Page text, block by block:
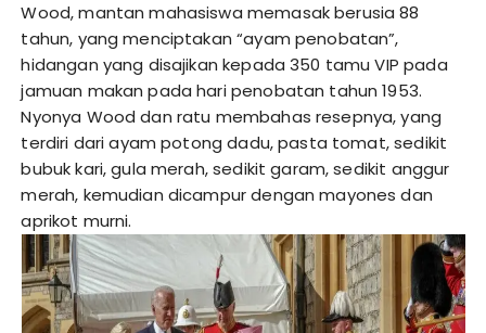
Wood, mantan mahasiswa memasak berusia 88
tahun, yang menciptakan “ayam penobatan”,
hidangan yang disajikan kepada 350 tamu VIP pada
jamuan makan pada hari penobatan tahun 1953.
Nyonya Wood dan ratu membahas resepnya, yang
terdiri dari ayam potong dadu, pasta tomat, sedikit
bubuk kari, gula merah, sedikit garam, sedikit anggur
merah, kemudian dicampur dengan mayones dan
aprikot murni.